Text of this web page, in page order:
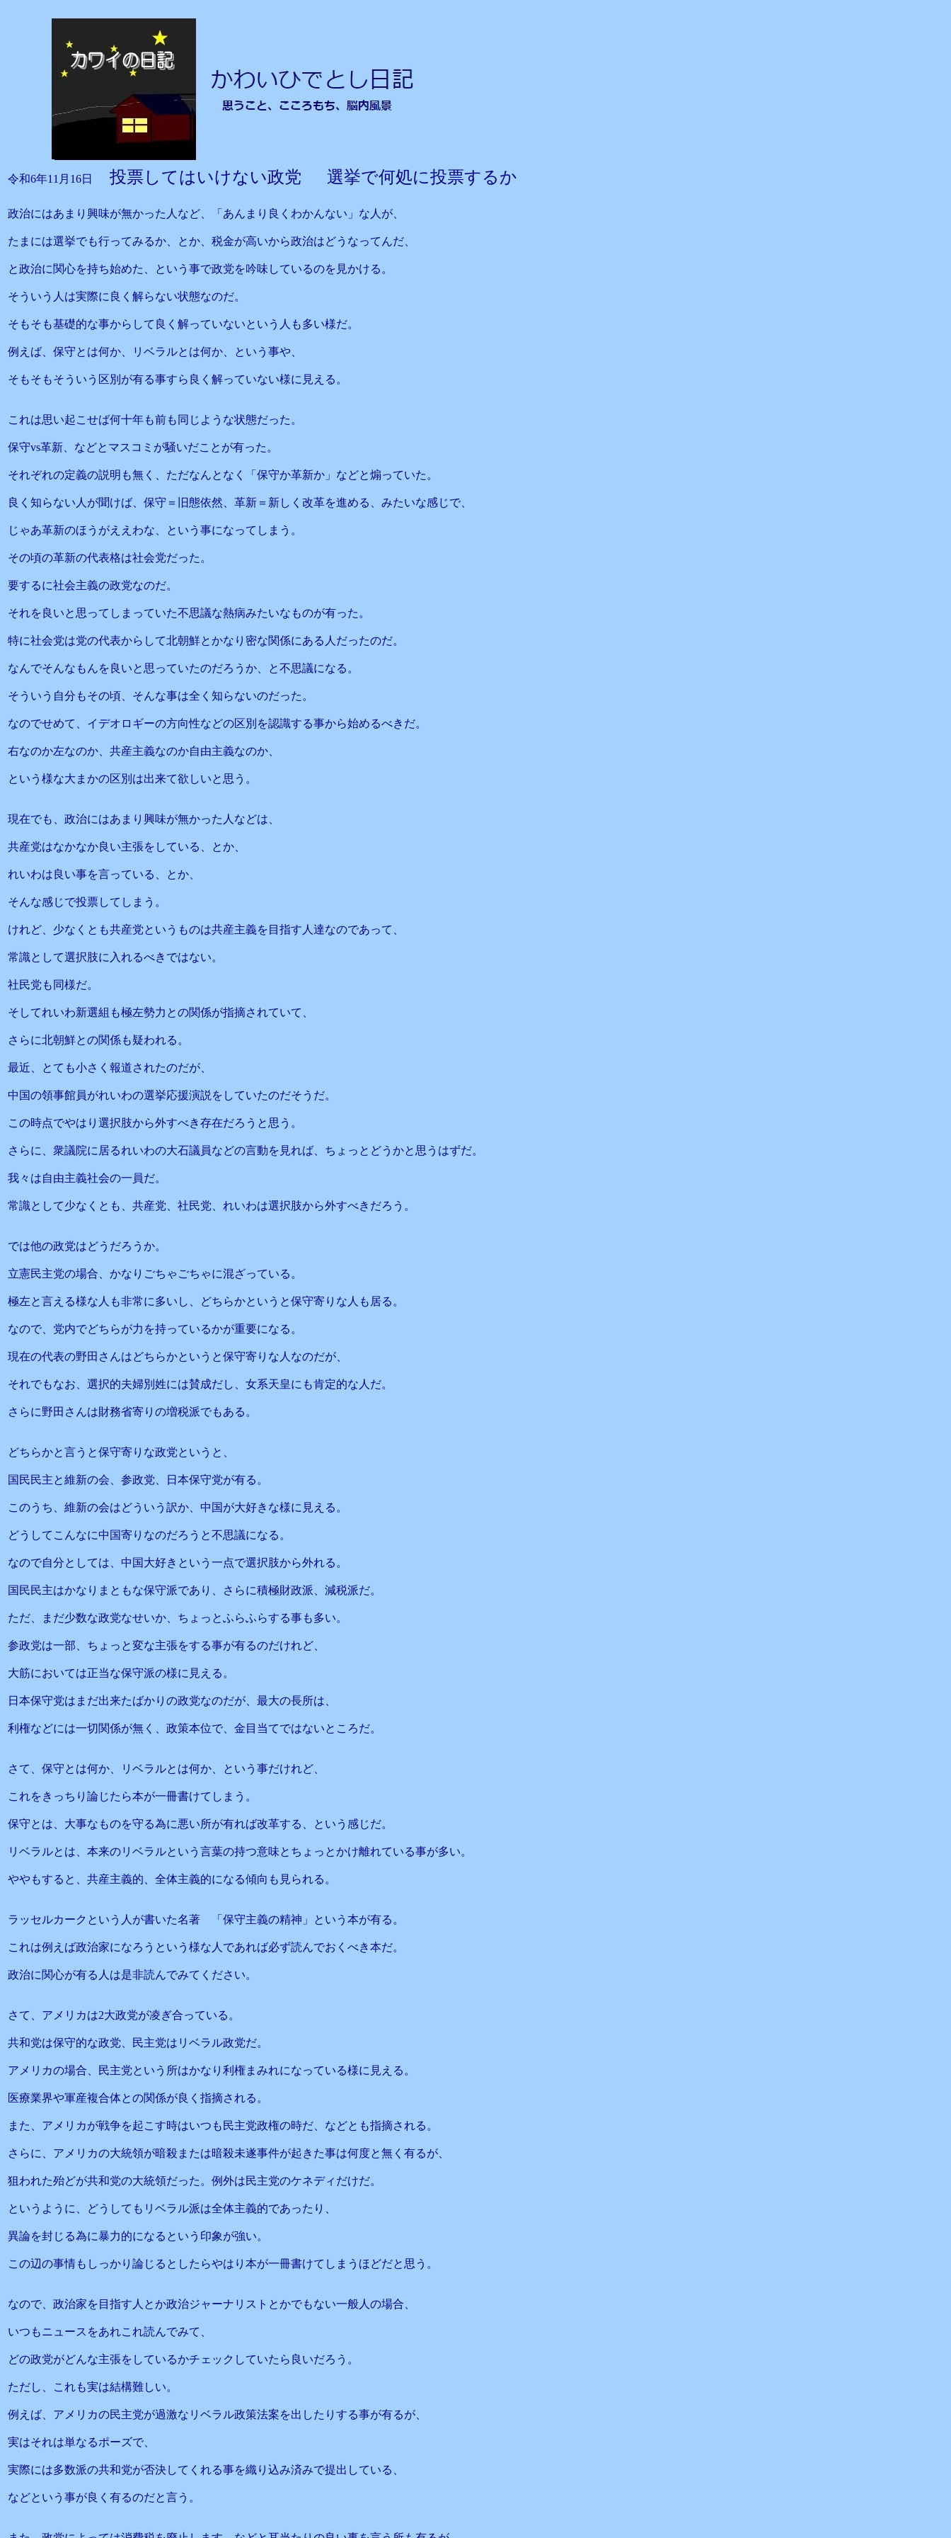
令和6年11月16日 投票してはいけない政党 選挙で何処に投票するか
政治にはあまり興味が無かった人など、「あんまり良くわかんない」な人が、
たまには選挙でも行ってみるか、とか、税金が高いから政治はどうなってんだ、
と政治に関心を持ち始めた、という事で政党を吟味しているのを見かける。
そういう人は実際に良く解らない状態なのだ。
そもそも基礎的な事からして良く解っていないという人も多い様だ。
例えば、保守とは何か、リベラルとは何か、という事や、
そもそもそういう区別が有る事すら良く解っていない様に見える。
これは思い起こせば何十年も前も同じような状態だった。
保守vs革新、などとマスコミが騒いだことが有った。
それぞれの定義の説明も無く、ただなんとなく「保守か革新か」などと煽っていた。
良く知らない人が聞けば、保守＝旧態依然、革新＝新しく改革を進める、みたいな感じで、
じゃあ革新のほうがええわな、という事になってしまう。
その頃の革新の代表格は社会党だった。
要するに社会主義の政党なのだ。
それを良いと思ってしまっていた不思議な熱病みたいなものが有った。
特に社会党は党の代表からして北朝鮮とかなり密な関係にある人だったのだ。
なんでそんなもんを良いと思っていたのだろうか、と不思議になる。
そういう自分もその頃、そんな事は全く知らないのだった。
なのでせめて、イデオロギーの方向性などの区別を認識する事から始めるべきだ。
右なのか左なのか、共産主義なのか自由主義なのか、
という様な大まかの区別は出来て欲しいと思う。
現在でも、政治にはあまり興味が無かった人などは、
共産党はなかなか良い主張をしている、とか、
れいわは良い事を言っている、とか、
そんな感じで投票してしまう。
けれど、少なくとも共産党というものは共産主義を目指す人達なのであって、
常識として選択肢に入れるべきではない。
社民党も同様だ。
そしてれいわ新選組も極左勢力との関係が指摘されていて、
さらに北朝鮮との関係も疑われる。
最近、とても小さく報道されたのだが、
中国の領事館員がれいわの選挙応援演説をしていたのだそうだ。
この時点でやはり選択肢から外すべき存在だろうと思う。
さらに、衆議院に居るれいわの大石議員などの言動を見れば、ちょっとどうかと思うはずだ。
我々は自由主義社会の一員だ。
常識として少なくとも、共産党、社民党、れいわは選択肢から外すべきだろう。
では他の政党はどうだろうか。
立憲民主党の場合、かなりごちゃごちゃに混ざっている。
極左と言える様な人も非常に多いし、どちらかというと保守寄りな人も居る。
なので、党内でどちらが力を持っているかが重要になる。
現在の代表の野田さんはどちらかというと保守寄りな人なのだが、
それでもなお、選択的夫婦別姓には賛成だし、女系天皇にも肯定的な人だ。
さらに野田さんは財務省寄りの増税派でもある。
どちらかと言うと保守寄りな政党というと、
国民民主と維新の会、参政党、日本保守党が有る。
このうち、維新の会はどういう訳か、中国が大好きな様に見える。
どうしてこんなに中国寄りなのだろうと不思議になる。
なので自分としては、中国大好きという一点で選択肢から外れる。
国民民主はかなりまともな保守派であり、さらに積極財政派、減税派だ。
ただ、まだ少数な政党なせいか、ちょっとふらふらする事も多い。
参政党は一部、ちょっと変な主張をする事が有るのだけれど、
大筋においては正当な保守派の様に見える。
日本保守党はまだ出来たばかりの政党なのだが、最大の長所は、
利権などには一切関係が無く、政策本位で、金目当てではないところだ。
さて、保守とは何か、リベラルとは何か、という事だけれど、
これをきっちり論じたら本が一冊書けてしまう。
保守とは、大事なものを守る為に悪い所が有れば改革する、という感じだ。
リベラルとは、本来のリベラルという言葉の持つ意味とちょっとかけ離れている事が多い。
ややもすると、共産主義的、全体主義的になる傾向も見られる。
ラッセルカークという人が書いた名著 「保守主義の精神」という本が有る。
これは例えば政治家になろうという様な人であれば必ず読んでおくべき本だ。
政治に関心が有る人は是非読んでみてください。
さて、アメリカは2大政党が凌ぎ合っている。
共和党は保守的な政党、民主党はリベラル政党だ。
アメリカの場合、民主党という所はかなり利権まみれになっている様に見える。
医療業界や軍産複合体との関係が良く指摘される。
また、アメリカが戦争を起こす時はいつも民主党政権の時だ、などとも指摘される。
さらに、アメリカの大統領が暗殺または暗殺未遂事件が起きた事は何度と無く有るが、
狙われた殆どが共和党の大統領だった。例外は民主党のケネディだけだ。
というように、どうしてもリベラル派は全体主義的であったり、
異論を封じる為に暴力的になるという印象が強い。
この辺の事情もしっかり論じるとしたらやはり本が一冊書けてしまうほどだと思う。
なので、政治家を目指す人とか政治ジャーナリストとかでもない一般人の場合、
いつもニュースをあれこれ読んでみて、
どの政党がどんな主張をしているかチェックしていたら良いだろう。
ただし、これも実は結構難しい。
例えば、アメリカの民主党が過激なリベラル政策法案を出したりする事が有るが、
実はそれは単なるポーズで、
実際には多数派の共和党が否決してくれる事を織り込み済みで提出している、
などという事が良く有るのだと言う。